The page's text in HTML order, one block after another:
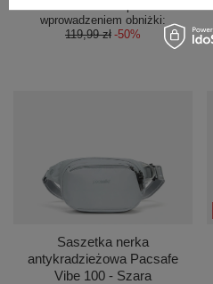
wprowadzeniem obniżki:
119,99 zł -50%
Saszetka nerka
antykradzieżowa Pacsafe
Vibe 100 - Szara